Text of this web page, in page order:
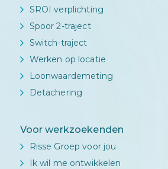
SROI verplichting
Spoor 2-traject
Switch-traject
Werken op locatie
Loonwaardemeting
Detachering
Voor werkzoekenden
Risse Groep voor jou
Ik wil me ontwikkelen